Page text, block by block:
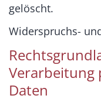
gelöscht.
Widerspruchs-
Verarbeitung
Daten